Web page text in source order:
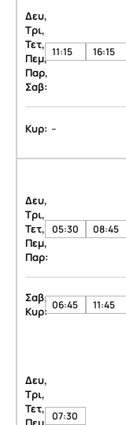
Δευ,
Τρι,
Τετ,
Πεμ,
Παρ,
Σαβ:
11:15 16:15
Κυρ: -
Δευ,
Τρι,
Τετ,
Πεμ,
Παρ:
05:30 08:45
Σαβ,
Κυρ: 06:45 11:45
Δευ,
Τρι,
Τετ, 07:30